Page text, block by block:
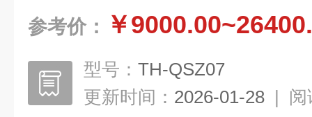
参考价： ￥
型号： TH-QSZ07
更新时间： 2026-01-28 | 阅